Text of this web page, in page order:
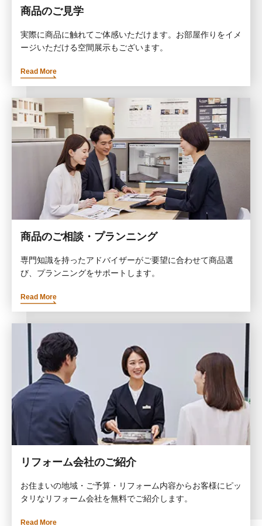
商品のご見学
実際に商品に触れてご体感いただけます。お部屋作りをイメ
ージいただける空間展示もございます。
Read More
商品のご相談・プランニング
専門知識を持ったアドバイザーがご要望に合わせて商品選
び、プランニングをサポートします。
Read More
リフォーム会社のご紹介
お住まいの地域・ご予算・リフォーム内容からお客様にピッ
タリなリフォーム会社を無料でご紹介します。
Read More